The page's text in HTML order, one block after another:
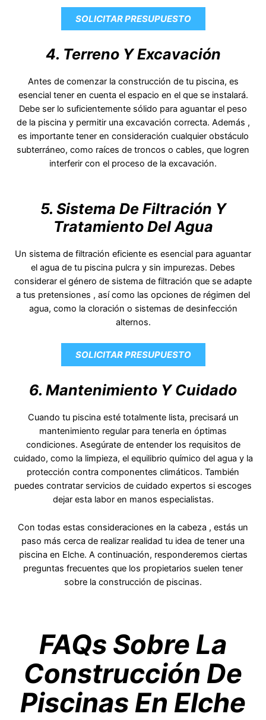
SOLICITAR PRESUPUESTO
4. Terreno Y Excavación
Antes de comenzar la construcción de tu piscina, es
esencial tener en cuenta el espacio en el que se instalará.
Debe ser lo suficientemente sólido para aguantar el peso
de la piscina y permitir una excavación correcta. Además ,
es importante tener en consideración cualquier obstáculo
subterráneo, como raíces de troncos o cables, que logren
interferir con el proceso de la excavación.
5. Sistema De Filtración Y
Tratamiento Del Agua
Un sistema de filtración eficiente es esencial para aguantar
el agua de tu piscina pulcra y sin impurezas. Debes
considerar el género de sistema de filtración que se adapte
a tus pretensiones , así como las opciones de régimen del
agua, como la cloración o sistemas de desinfección
alternos.
SOLICITAR PRESUPUESTO
6. Mantenimiento Y Cuidado
Cuando tu piscina esté totalmente lista, precisará un
mantenimiento regular para tenerla en óptimas
condiciones. Asegúrate de entender los requisitos de
cuidado, como la limpieza, el equilibrio químico del agua y la
protección contra componentes climáticos. También
puedes contratar servicios de cuidado expertos si escoges
dejar esta labor en manos especialistas.
Con todas estas consideraciones en la cabeza , estás un
paso más cerca de realizar realidad tu idea de tener una
piscina en Elche. A continuación, responderemos ciertas
preguntas frecuentes que los propietarios suelen tener
sobre la construcción de piscinas.
FAQs Sobre La
Construcción De
Piscinas En Elche